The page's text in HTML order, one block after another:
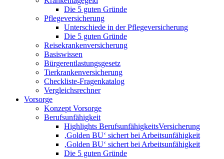
Die 5 guten Gründe
Pflegeversicherung
Unterschiede in der Pflegeversicherung
Die 5 guten Gründe
Reisekrankenversicherung
Basiswissen
Bürgerentlastungsgesetz
Tierkrankenversicherung
Checkliste-Fragenkatalog
Vergleichsrechner
Vorsorge
Konzept Vorsorge
Berufsunfähigkeit
Highlights BerufsunfähigkeitsVersicherung
‚Golden BU‘ sichert bei Arbeitsunfähigkeit
‚Golden BU‘ sichert bei Arbeitsunfähigkeit
Die 5 guten Gründe